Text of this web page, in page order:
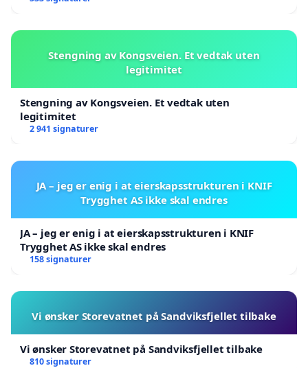
punktnummereringa i planomtalen.
Når du skriv under kan du skrive kva slags punkt
du er enig/ikkje enig med. Om du berre skriv
under, utan spesifisering, så er du enig med alt.
Stengning av Kongsveien. Et vedtak uten
legitimitet
Stengning av Kongsveien. Et vedtak uten
legitimitet
2 941 signaturer
JA – jeg er enig i at eierskapsstrukturen i KNIF
Trygghet AS ikke skal endres
JA – jeg er enig i at eierskapsstrukturen i KNIF
Trygghet AS ikke skal endres
158 signaturer
Vi ønsker Storevatnet på Sandviksfjellet tilbake
Vi ønsker Storevatnet på Sandviksfjellet tilbake
810 signaturer